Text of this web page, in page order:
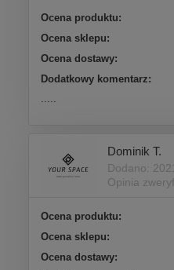
Ocena produktu:
Ocena sklepu:
Ocena dostawy:
Dodatkowy komentarz:
.....
Dominik T.
Dodano:
Opinia
Ocena produktu:
Ocena sklepu:
Ocena dostawy: